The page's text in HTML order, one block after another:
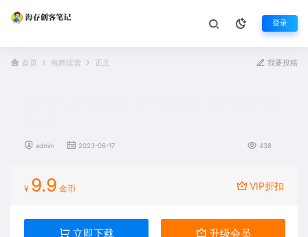
登录
首页 电商运营 正文 我要投稿
admin 2023-06-17 438
¥ 9.9 金币 VIP折扣
立即下载 升级会员